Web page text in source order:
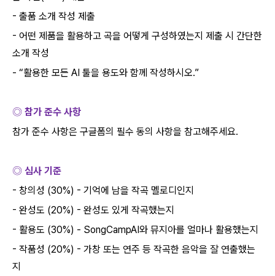
- 출품 소개 작성 제출
- 어떤 제품을 활용하고 곡을 어떻게 구성하였는지 제출 시 간단한
소개 작성
- “활용한 모든 AI 툴을 용도와 함께 작성하시오.”
◎ 참가 준수 사항
참가 준수 사항은 구글폼의 필수 동의 사항을 참고해주세요.
◎ 심사 기준
- 창의성 (30%) - 기억에 남을 작곡 멜로디인지
- 완성도 (20%) - 완성도 있게 작곡했는지
- 활용도 (30%) - SongCampAI와 뮤지아를 얼마나 활용했는지
- 작품성 (20%) - 가창 또는 연주 등 작곡한 음악을 잘 연출했는
지